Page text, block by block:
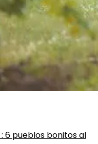
: 6 pueblos bonitos al